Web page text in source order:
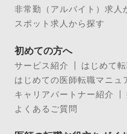
非常勤（アルバイト）求人
スポット求人から探す
初めての方へ
サービス紹介
はじめて
はじめての医師転職マニュ
キャリアパートナー紹介
よくあるご質問